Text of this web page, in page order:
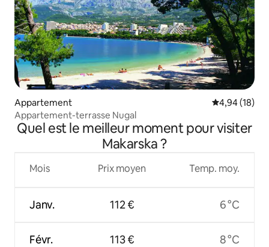
Appartement Évaluation
4,94 (18)
Appartement-terrasse Nugal
Quel est le meilleur moment pour visiter
Makarska ?
Mois
Janv.
Févr.
Prix moyen
112 €
113 €
Temp. moy.
6 °C
8 °C